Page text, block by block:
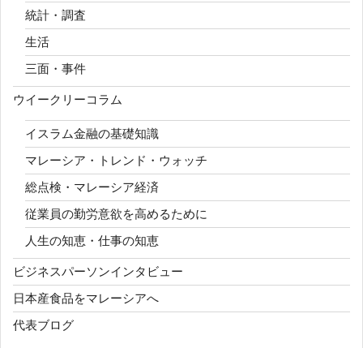
統計・調査
生活
三面・事件
ウイークリーコラム
イスラム金融の基礎知識
マレーシア・トレンド・ウォッチ
総点検・マレーシア経済
従業員の勤労意欲を高めるために
人生の知恵・仕事の知恵
ビジネスパーソンインタビュー
日本産食品をマレーシアへ
代表ブログ